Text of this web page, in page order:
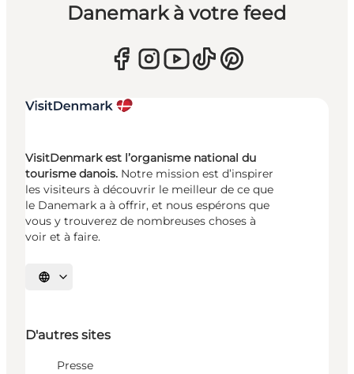
Danemark à votre feed
VisitDenmark est l’organisme national du
tourisme danois. Notre mission est d’inspirer
les visiteurs à découvrir le meilleur de ce que
le Danemark a à offrir, et nous espérons que
vous y trouverez de nombreuses choses à
voir et à faire.
Choisissez la langue
D'autres sites
Presse